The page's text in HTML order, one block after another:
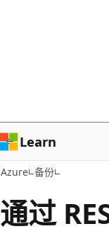
容
Learn
Azure 备份
通过